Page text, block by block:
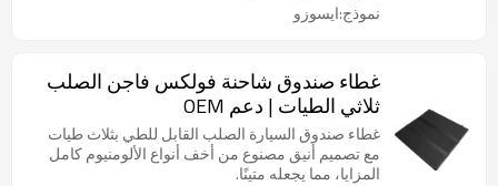
نموذج:ايسوزو
غطاء صندوق شاحنة فولكس فاجن الصلب
ثلاثي الطيات | دعم OEM
غطاء صندوق السيارة الصلب القابل للطي بثلاث طيات
مع تصميم أنيق مصنوع من أخف أنواع الألومنيوم كامل
المزايا، مما يجعله متينًا.